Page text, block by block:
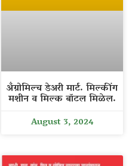
अँग्रोमिल्च डेअरी मार्ट. मिल्कींग
मशीन व मिल्क बॉटल मिळेल.
August 3, 2024